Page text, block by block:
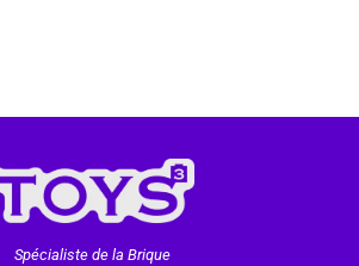
Spécialiste de la Brique